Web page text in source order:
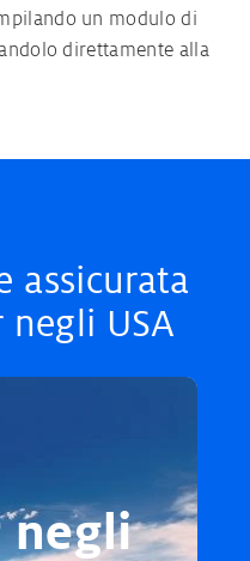
un modulo di
direttamente alla
assicurata
USA
negli